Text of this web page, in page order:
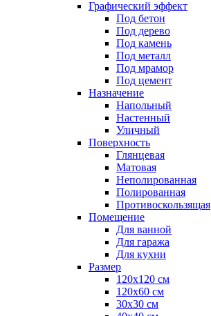
Графический эффект
Под бетон
Под дерево
Под камень
Под металл
Под мрамор
Под цемент
Назначение
Напольный
Настенный
Уличный
Поверхность
Глянцевая
Матовая
Неполированная
Полированная
Противоскользящая
Помещение
Для ванной
Для гаража
Для кухни
Размер
120x120 см
120x60 см
30x30 см